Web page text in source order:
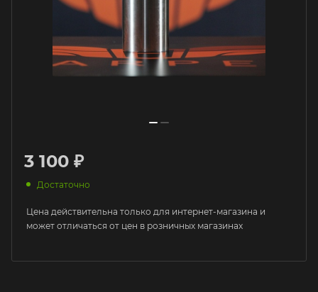
3 100 ₽
Достаточно
Цена действительна только для интернет-магазина и
может отличаться от цен в розничных магазинах